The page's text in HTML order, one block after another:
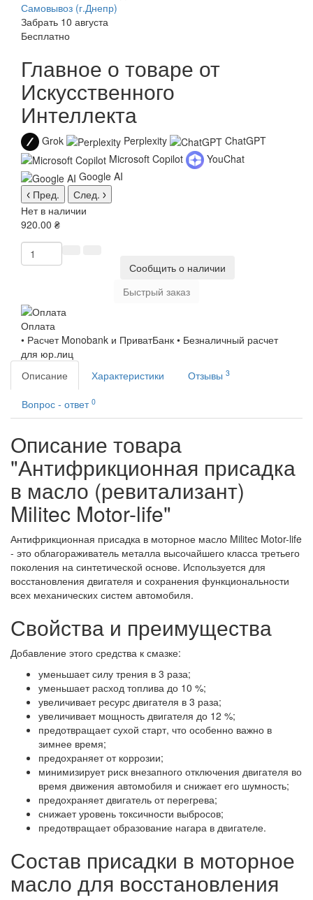
Самовывоз (г.Днепр)
Забрать 10 августа
Бесплатно
Главное о товаре от
Искусственного
Интеллекта
Grok Perplexity
ChatGPT
Microsoft Copilot
YouChat
Google AI
Пред.
След.
Нет в наличии
920.00 ₴
Сообщить о наличии
Быстрый заказ
Оплата
• Расчет Monobank и ПриватБанк • Безналичный расчет
для юр.лиц
Описание
Характеристики Отзывы 3
Вопрос - ответ 0
Описание товара
"Антифрикционная присадка
в масло (ревитализант)
Militec Motor-life"
Антифрикционная присадка в моторное масло Militec Motor-life
- это облагораживатель металла высочайшего класса третьего
поколения на синтетической основе. Используется для
восстановления двигателя и сохранения функциональности
всех механических систем автомобиля.
Свойства и преимущества
Добавление этого средства к смазке:
уменьшает силу трения в 3 раза;
уменьшает расход топлива до 10 %;
увеличивает ресурс двигателя в 3 раза;
увеличивает мощность двигателя до 12 %;
предотвращает сухой старт, что особенно важно в
зимнее время;
предохраняет от коррозии;
минимизирует риск внезапного отключения двигателя во
время движения автомобиля и снижает его шумность;
предохраняет двигатель от перегрева;
снижает уровень токсичности выбросов;
предотвращает образование нагара в двигателе.
Состав присадки в моторное
масло для восстановления